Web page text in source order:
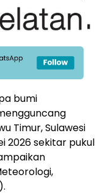
bumi
Timur, Sulawesi
2026 sekitar pukul